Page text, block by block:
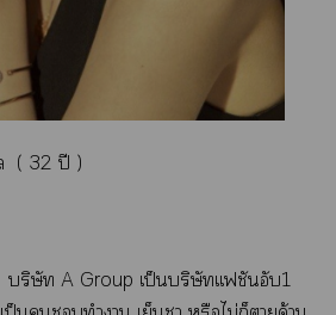
ล ( 32 ปี )
ริษัท A Group เป็นบริษัทเเฟชันอับ1